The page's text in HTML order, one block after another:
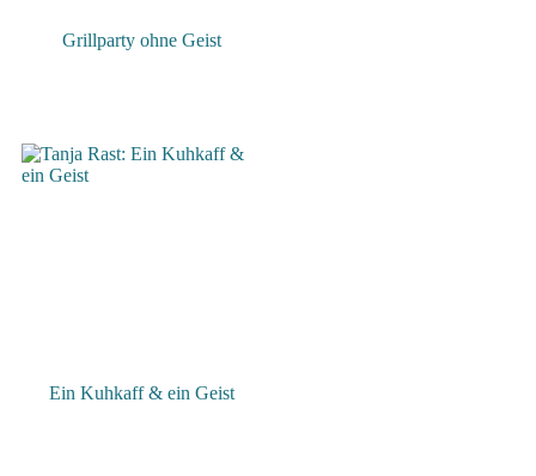
Grillparty ohne Geist
Ein Kuhkaff & ein Geist